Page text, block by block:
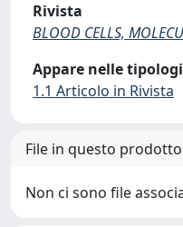
Rivista
BLOOD CELLS,
Appare nelle
1.1 Articolo in Rivista
File in questo
Non ci sono file